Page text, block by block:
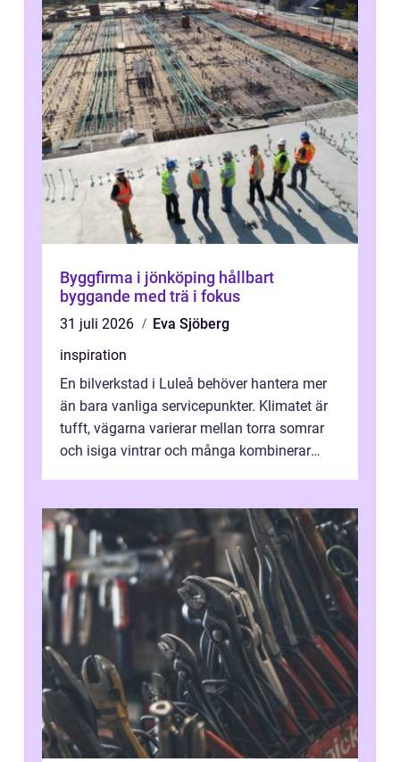
Byggfirma i jönköping hållbart
byggande med trä i fokus
31 juli 2026
Eva Sjöberg
inspiration
En bilverkstad i Luleå behöver hantera mer
än bara vanliga servicepunkter. Klimatet är
tufft, vägarna varierar mellan torra somrar
och isiga vintrar och många kombinerar